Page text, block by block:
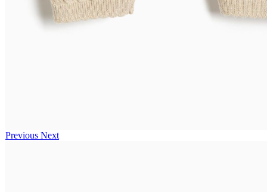
Previous Next